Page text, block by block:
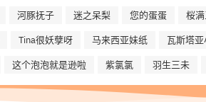
河豚抚子 迷之呆梨 您的蛋蛋 桜
Tina很妖孽呀 马来西亚妹纸 瓦斯塔
这个泡泡就是逊啦 紫氯氯 羽生三未